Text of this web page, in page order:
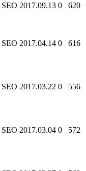
SEO 2017.09.13 0 620
SEO 2017.04.14 0 616
SEO 2017.03.22 0 556
SEO 2017.03.04 0 572